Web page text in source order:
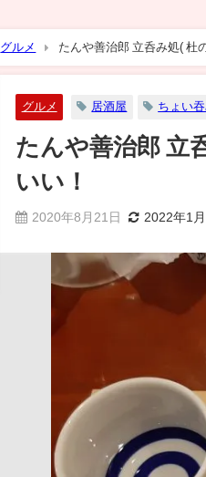
グルメ たんや善治郎 立呑み処( 杜
グルメ 居酒屋 ちょい
たんや善治郎 立
いい！
2020年8月21日 2022年1